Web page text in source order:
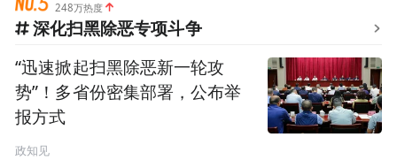
248万热度
深化扫黑除恶专项斗争
“迅速掀起扫黑除恶新一轮攻
势”！多省份密集部署，公布举
报方式
政知见